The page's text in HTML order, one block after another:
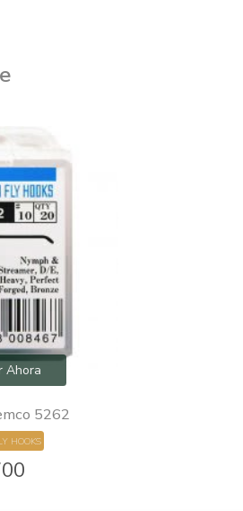
Ahora
5262
HOOKS